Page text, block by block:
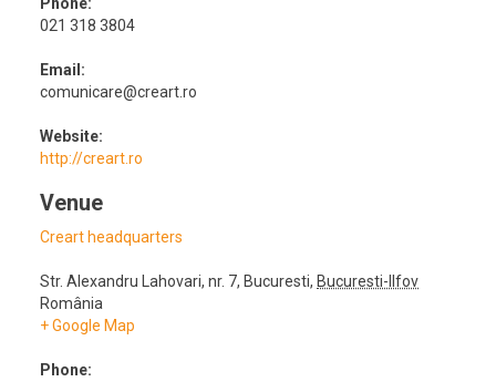
Phone:
021 318 3804
Email:
comunicare@creart.ro
Website:
http://creart.ro
Venue
Creart headquarters
Str. Alexandru Lahovari, nr. 7, Bucuresti, Bucuresti-Ilfov
România
+ Google Map
Phone: